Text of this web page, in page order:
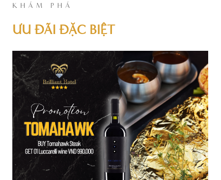
KHÁM PHÁ
ƯU ĐÃI ĐẶC BIỆT